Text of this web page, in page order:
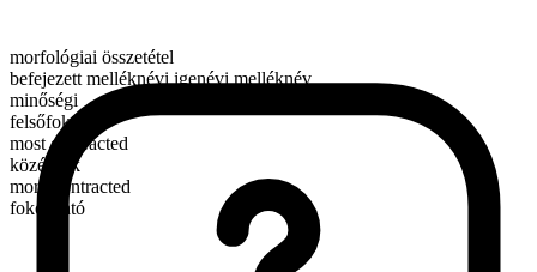
morfológiai összetétel
befejezett melléknévi igenévi melléknév
minőségi
felsőfok
most contracted
középfok
more contracted
fokozható